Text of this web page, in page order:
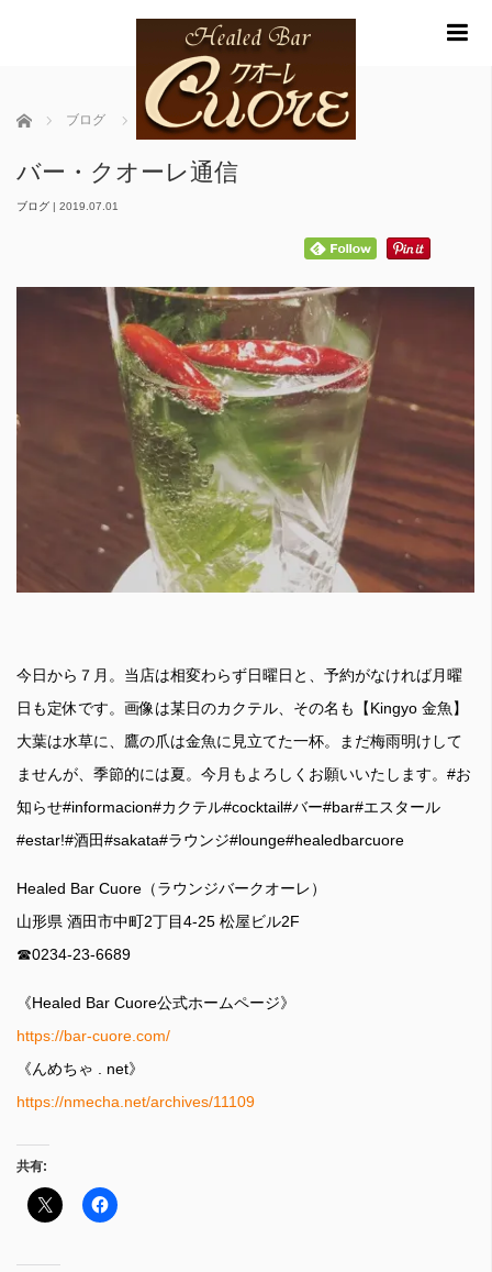
ホーム ブログ バー・クオーレ通信
バー・クオーレ通信
ブログ | 2019.07.01
今日から７月。当店は相変わらず日曜日と、予約がなければ月曜
日も定休です。画像は某日のカクテル、その名も【Kingyo 金魚】
大葉は水草に、鷹の爪は金魚に見立てた一杯。まだ梅雨明けして
ませんが、季節的には夏。今月もよろしくお願いいたします。#お
知らせ#informacion#カクテル#cocktail#バー#bar#エスタール
#estar!#酒田#sakata#ラウンジ#lounge#healedbarcuore
Healed Bar Cuore（ラウンジバークオーレ）
山形県 酒田市中町2丁目4-25 松屋ビル2F
☎︎0234-23-6689
《Healed Bar Cuore公式ホームページ》
https://bar-cuore.com/
《んめちゃ . net》
https://nmecha.net/archives/11109
共有: